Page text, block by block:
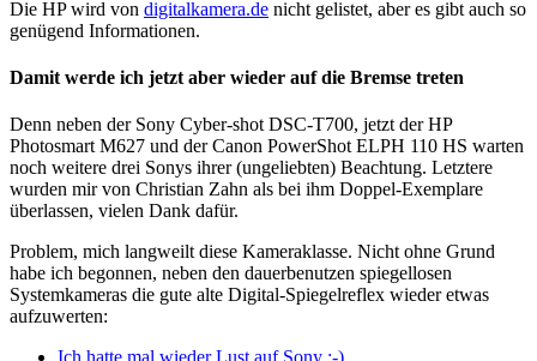
Die HP wird von digitalkamera.de nicht gelistet, aber es gibt auch so
genügend Informationen.
Damit werde ich jetzt aber wieder auf die Bremse treten
Denn neben der Sony Cyber-shot DSC-T700, jetzt der HP
Photosmart M627 und der Canon PowerShot ELPH 110 HS warten
noch weitere drei Sonys ihrer (ungeliebten) Beachtung. Letztere
wurden mir von Christian Zahn als bei ihm Doppel-Exemplare
überlassen, vielen Dank dafür.
Problem, mich langweilt diese Kameraklasse. Nicht ohne Grund
habe ich begonnen, neben den dauerbenutzen spiegellosen
Systemkameras die gute alte Digital-Spiegelreflex wieder etwas
aufzuwerten: